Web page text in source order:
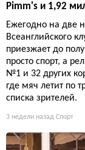
Pimm's и 1,92
Ежегодно на две
Всеанглийского
приезжает до
просто спорт, а
№1 и 32 других
где мяч летит по
списка зрителей.
3 недели назад Спорт